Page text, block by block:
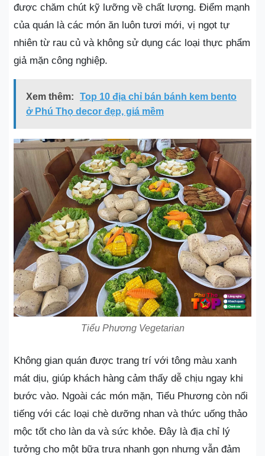
được chăm chút kỹ lưỡng về chất lượng. Điểm mạnh
của quán là các món ăn luôn tươi mới, vị ngọt tự
nhiên từ rau củ và không sử dụng các loại thực phẩm
giả mặn công nghiệp.
Xem thêm:
Top 10 địa chỉ bán bánh kem bento
ở Phú Thọ decor đẹp, giá mềm
Tiểu Phương Vegetarian
Không gian quán được trang trí với tông màu xanh
mát dịu, giúp khách hàng cảm thấy dễ chịu ngay khi
bước vào. Ngoài các món mặn, Tiểu Phương còn nổi
tiếng với các loại chè dưỡng nhan và thức uống thảo
mộc tốt cho làn da và sức khỏe. Đây là địa chỉ lý
tưởng cho một bữa trưa nhanh gọn nhưng vẫn đảm